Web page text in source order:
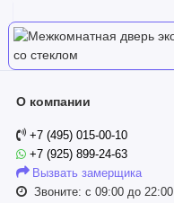
О компании
+7 (495) 015-00-10
+7 (925) 899-24-63
Вызвать замерщика
Звоните: с 09:00 до 22:00